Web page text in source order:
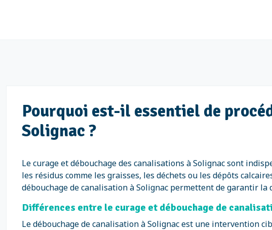
Pourquoi est-il essentiel de
Solignac ?
Le curage et débouchage des canalisations à Solignac sont
les résidus comme les graisses, les déchets ou les dépôts
débouchage de canalisation à Solignac permettent de garantir
Différences entre le curage et débouchage de
Le débouchage de canalisation à Solignac est une intervention